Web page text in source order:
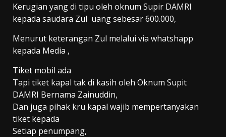
Kerugian yang di tipu oleh oknum Supir DAMRI
kepada saudara Zul uang sebesar 600.000,
Menurut keterangan Zul melalui via whatshapp
kepada Media ,
Tiket mobil ada
Tapi tiket kapal tak di kasih oleh Oknum Supit
DAMRI Bernama Zainuddin,
Dan juga pihak kru kapal wajib mempertanyakan
tiket kepada
Setiap penumpang,